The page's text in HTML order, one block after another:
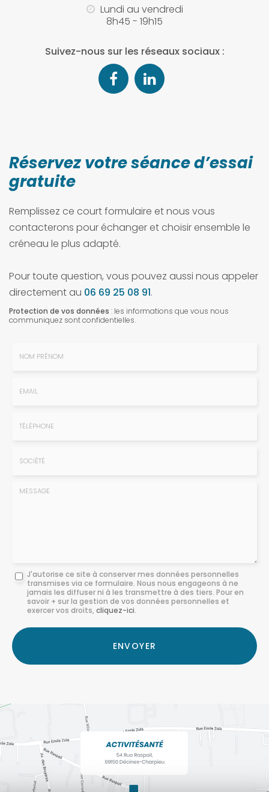
Lundi au vendredi
8h45 - 19h15
Suivez-nous sur les réseaux sociaux :
Réservez votre séance d’essai
gratuite
Remplissez ce court formulaire et nous vous
contacterons pour échanger et choisir ensemble le
créneau le plus adapté.
Pour toute question, vous pouvez aussi nous appeler
directement au 06 69 25 08 91.
Protection de vos données : les informations que vous nous
communiquez sont confidentielles.
Message
J'autorise ce site à conserver mes données personnelles
transmises via ce formulaire. Nous nous engageons à ne
jamais les diffuser ni à les transmettre à des tiers. Pour en
savoir + sur la gestion de vos données personnelles et
exercer vos droits, cliquez-ici.
Acceptation
RGPD
*
ENVOYER